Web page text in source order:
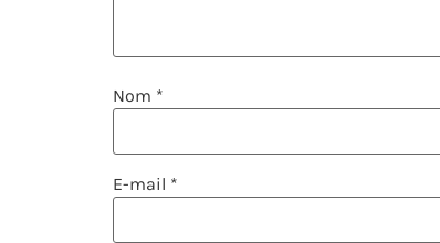
Nom *
E-mail *